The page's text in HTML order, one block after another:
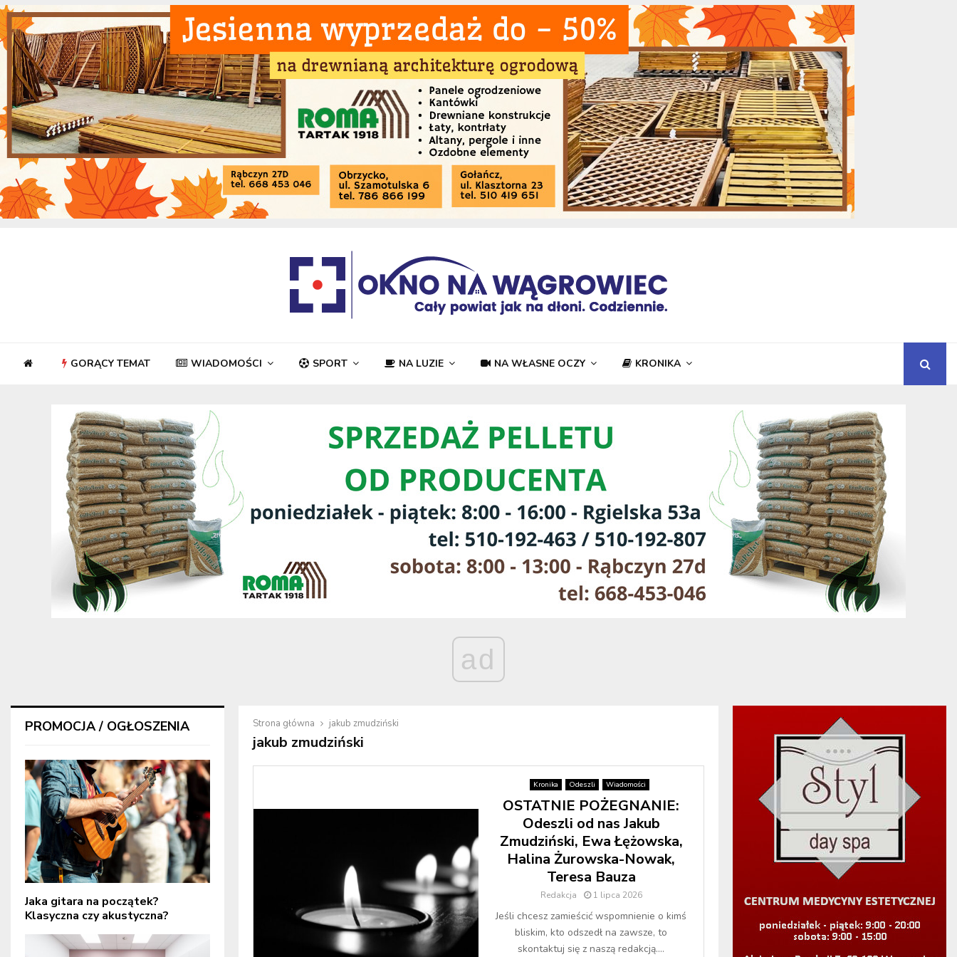
GORĄCY TEMAT WIADOMOŚCI SPORT NA LUZIE NA WŁASNE OCZY KRONIKA
ad
Strona główna jakub zmudziński
jakub zmudziński
Kronika Odeszli Wiadomości
OSTATNIE POŻEGNANIE:
Odeszli od nas Jakub
Zmudziński, Ewa Łężowska,
Halina Żurowska-Nowak,
Teresa Bauza
Redakcja 1 lipca 2026
Jeśli chcesz zamieścić wspomnienie o kimś
bliskim, kto odszedł na zawsze, to
skontaktuj się z naszą redakcją....
PROMOCJA / OGŁOSZENIA
Jaka gitara na początek?
Klasyczna czy akustyczna?